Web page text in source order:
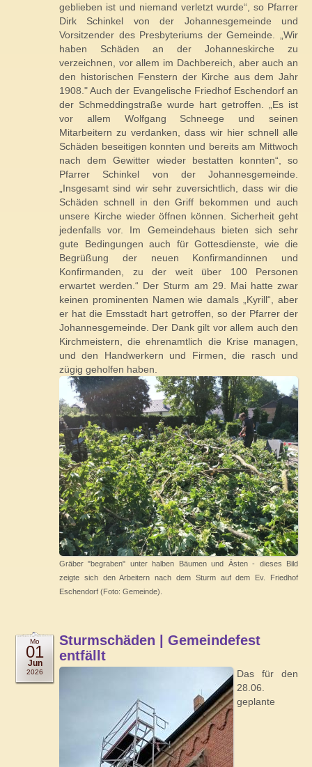
geblieben ist und niemand verletzt wurde“, so Pfarrer
Dirk Schinkel von der Johannesgemeinde und
Vorsitzender des Presbyteriums der Gemeinde. „Wir
haben Schäden an der Johanneskirche zu
verzeichnen, vor allem im Dachbereich, aber auch an
den historischen Fenstern der Kirche aus dem Jahr
1908." Auch der Evangelische Friedhof Eschendorf an
der Schmeddingstraße wurde hart getroffen. „Es ist
vor allem Wolfgang Schneege und seinen
Mitarbeitern zu verdanken, dass wir hier schnell alle
Schäden beseitigen konnten und bereits am Mittwoch
nach dem Gewitter wieder bestatten konnten“, so
Pfarrer Schinkel von der Johannesgemeinde.
„Insgesamt sind wir sehr zuversichtlich, dass wir die
Schäden schnell in den Griff bekommen und auch
unsere Kirche wieder öffnen können. Sicherheit geht
jedenfalls vor. Im Gemeindehaus bieten sich sehr
gute Bedingungen auch für Gottesdienste, wie die
Begrüßung der neuen Konfirmandinnen und
Konfirmanden, zu der weit über 100 Personen
erwartet werden.“ Der Sturm am 29. Mai hatte zwar
keinen prominenten Namen wie damals „Kyrill“, aber
er hat die Emsstadt hart getroffen, so der Pfarrer der
Johannesgemeinde. Der Dank gilt vor allem auch den
Kirchmeistern, die ehrenamtlich die Krise managen,
und den Handwerkern und Firmen, die rasch und
zügig geholfen haben.
Gräber "begraben" unter halben Bäumen und Ästen - dieses Bild
zeigte sich den Arbeitern nach dem Sturm auf dem Ev. Friedhof
Eschendorf (Foto: Gemeinde).
Mo
01
Jun
2026
Sturmschäden | Gemeindefest
entfällt
Das für den
28.06.
geplante